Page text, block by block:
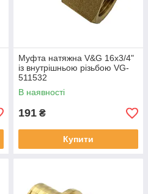
Муфта натяжна V&G 16x3/4"
із внутрішньою різьбою VG-
511532
В наявності
191 ₴
Купити